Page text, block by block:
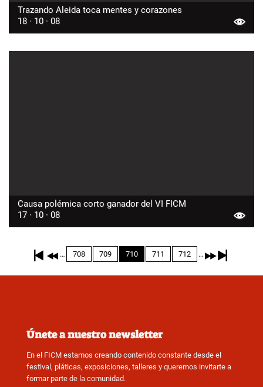
Trazando Aleida toca mentes y corazones
18 · 10 · 08
Causa polémica corto ganador del VI FICM
17 · 10 · 08
Paginación … Page
708 Page
709
Página
actual
710 Page
711 Page
712 …
Únete a nuestro newsletter
En el FICM estamos creando contenido constante desde el
festival, pláticas, exposiciones, talleres y queremos invitarte a
formar parte de la comunidad.